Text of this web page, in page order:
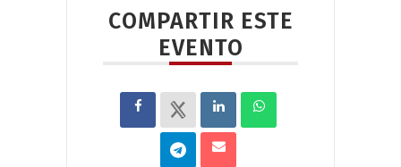
COMPARTIR ESTE
EVENTO